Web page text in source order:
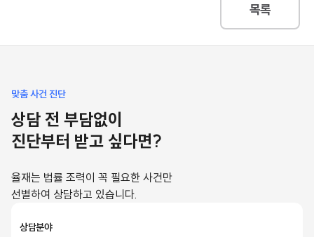
목록
맞춤 사건 진단
상담 전 부담없이
진단부터 받고 싶다면?
율재는 법률 조력이 꼭 필요한 사건만
선별하여 상담하고 있습니다.
상담분야